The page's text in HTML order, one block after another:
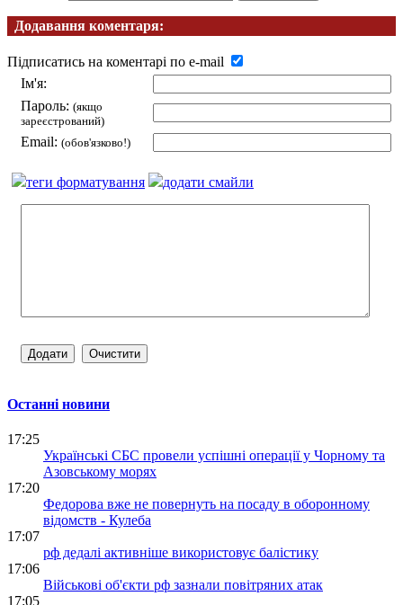
Додавання коментаря:
Підписатись на коментарі по e-mail
Ім'я:
Пароль: (якщо
зареєстрований)
Email: (обов'язково!)
теги форматування додати смайли
Останні новини
17:25
Українські СБС провели успішні операції у Чорному та
Азовському морях
17:20
Федорова вже не повернуть на посаду в оборонному
відомств - Кулеба
17:07
рф дедалі активніше використовує балістику
17:06
Військові об'єкти рф зазнали повітряних атак
17:05